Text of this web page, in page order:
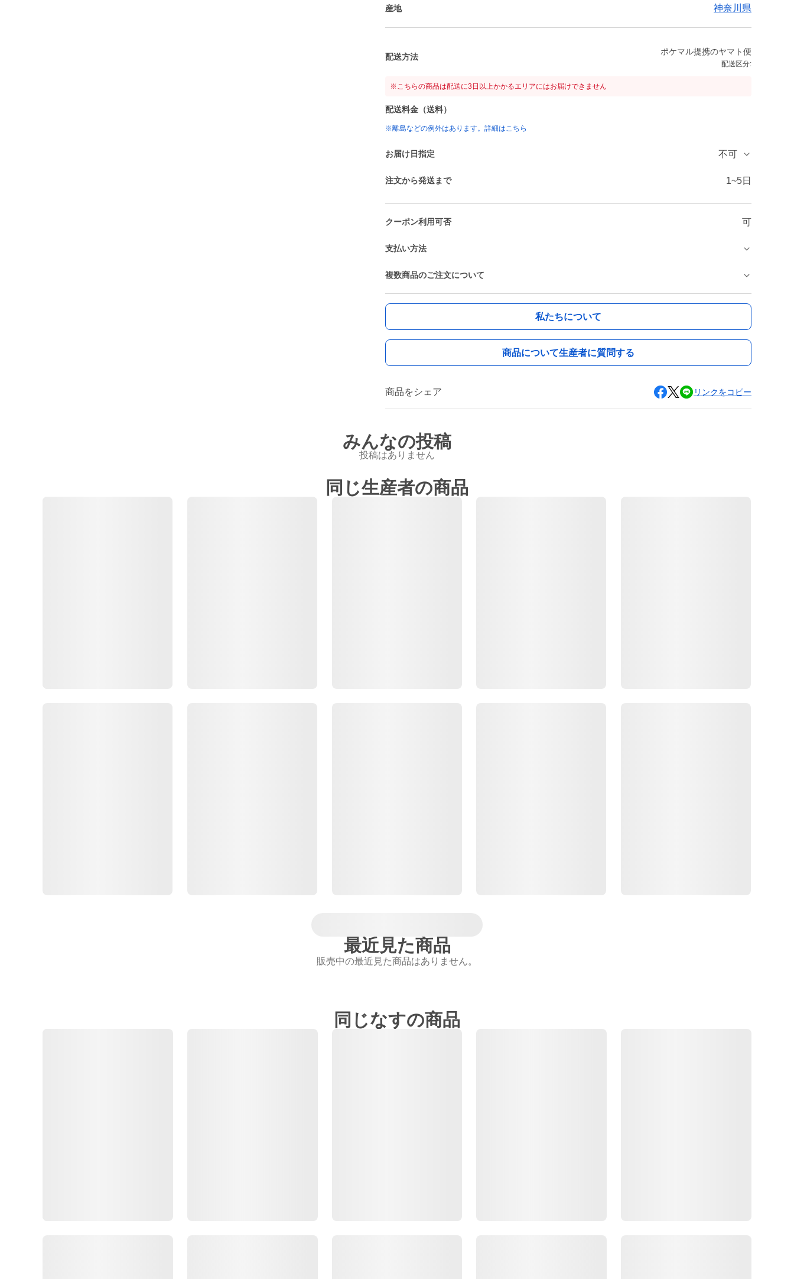
産地 神奈川県
配送方法
ポケマル提携のヤマト便
配送区分:
※こちらの商品は配送に3日以上かかるエリアにはお届けできません
配送料金（送料）
※離島などの例外はあります。詳細はこちら
お届け日指定 不可
注文から発送まで 1~5日
クーポン利用可否 可
支払い方法
複数商品のご注文について
私たちについて
商品について生産者に質問する
商品をシェア リンクをコピー
みんなの投稿
投稿はありません
同じ生産者の商品
最近見た商品
販売中の最近見た商品はありません。
同じなすの商品